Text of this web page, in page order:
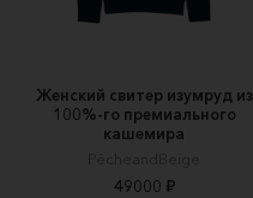
Женский свитер изумруд из
100%-го премиального
кашемира
PêcheandBeige
49000 ₽